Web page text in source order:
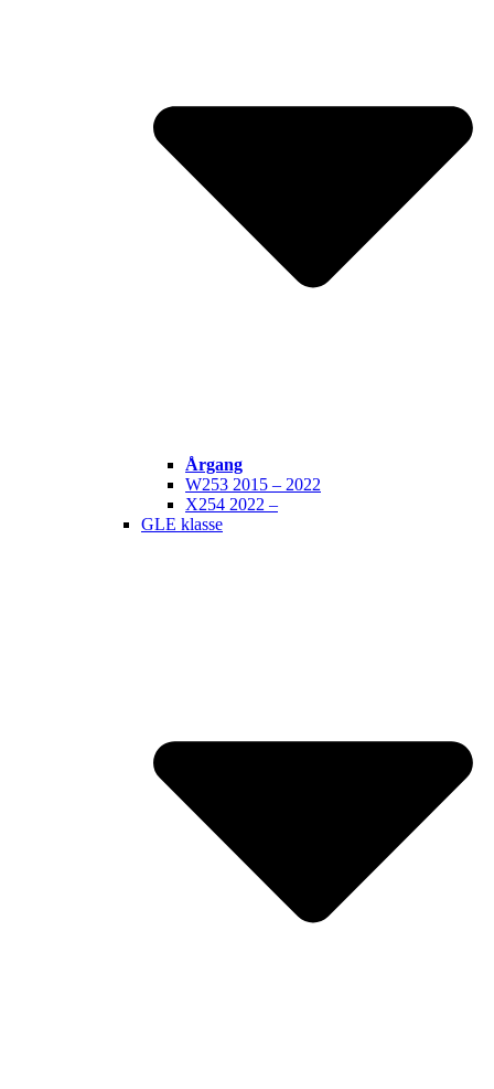
Årgang
W253 2015 – 2022
X254 2022 –
GLE klasse